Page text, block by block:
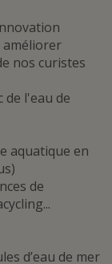
améliorer
nos curistes
de l'eau de
aquatique en
de
d’eau de mer